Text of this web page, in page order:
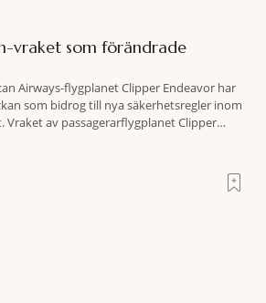
vraket som förändrade
Airways-flygplanet Clipper Endeavor har
som bidrog till nya säkerhetsregler inom
Vraket av passagerarflygplanet Clipper
med hjälp